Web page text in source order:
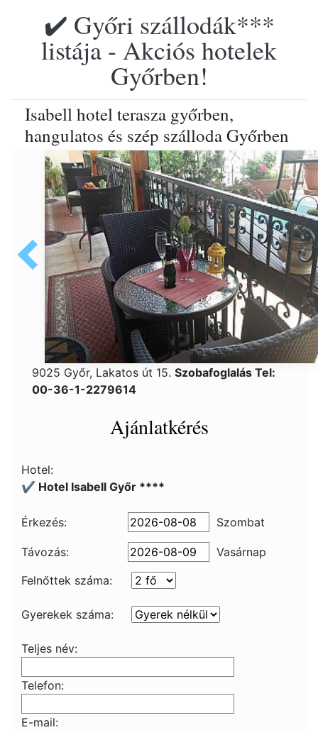
✔️ Győri szállodák***
listája - Akciós hotelek
Győrben!
Isabell hotel terasza győrben,
hangulatos és szép szálloda Győrben
9025 Győr, Lakatos út 15. Szobafoglalás Tel:
00-36-1-2279614
Ajánlatkérés
Hotel:
✔️ Hotel Isabell Győr ****
Érkezés: Szombat
Távozás:
Vasárnap
Felnőttek száma:
Gyerekek száma:
Teljes név:
Telefon:
E-mail: